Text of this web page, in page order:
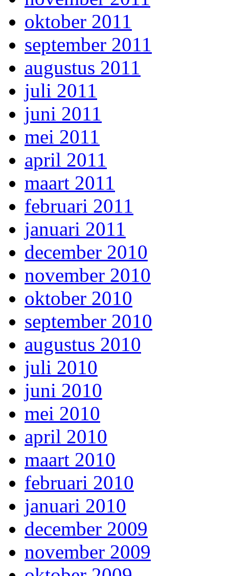
oktober 2011
september 2011
augustus 2011
juli 2011
juni 2011
mei 2011
april 2011
maart 2011
februari 2011
januari 2011
december 2010
november 2010
oktober 2010
september 2010
augustus 2010
juli 2010
juni 2010
mei 2010
april 2010
maart 2010
februari 2010
januari 2010
december 2009
november 2009